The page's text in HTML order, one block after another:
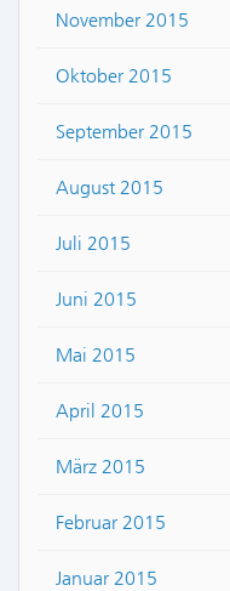
November 2015
Oktober 2015
September 2015
August 2015
Juli 2015
Juni 2015
Mai 2015
April 2015
März 2015
Februar 2015
Januar 2015